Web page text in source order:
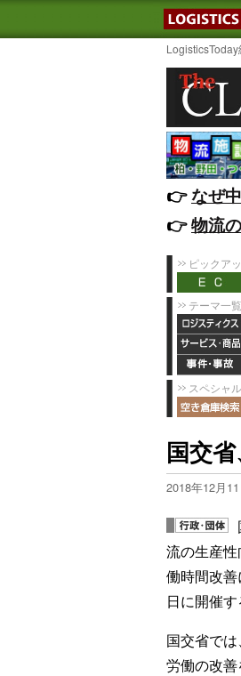
👉️なぜ
👉️物流
ピックア
テーマ一覧
スペシャ
国交
2018年12月
流の生産
働時間改
日に開催す
国交省で
労働の改